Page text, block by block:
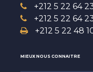
+212 5 22 64
+212 5 22 64
+212 5 22 48
MIEUX NOUS CONNAITRE